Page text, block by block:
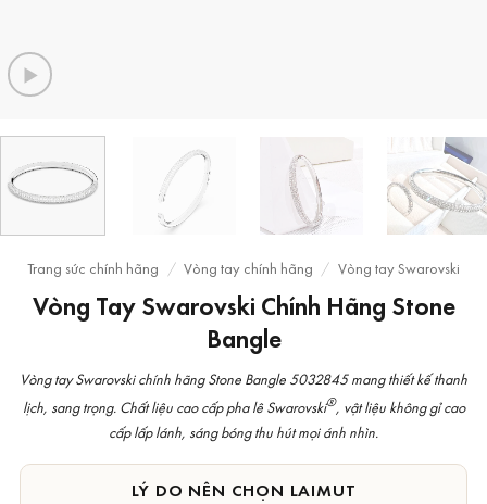
Trang sức chính hãng / Vòng tay chính hãng / Vòng tay Swarovski
Vòng Tay Swarovski Chính Hãng Stone
Bangle
Vòng tay Swarovski chính hãng Stone Bangle 5032845 mang thiết kế thanh
lịch, sang trọng. Chất liệu cao cấp pha lê Swarovski®, vật liệu không gỉ cao
cấp lấp lánh, sáng bóng thu hút mọi ánh nhìn.
LÝ DO NÊN CHỌN LAIMUT